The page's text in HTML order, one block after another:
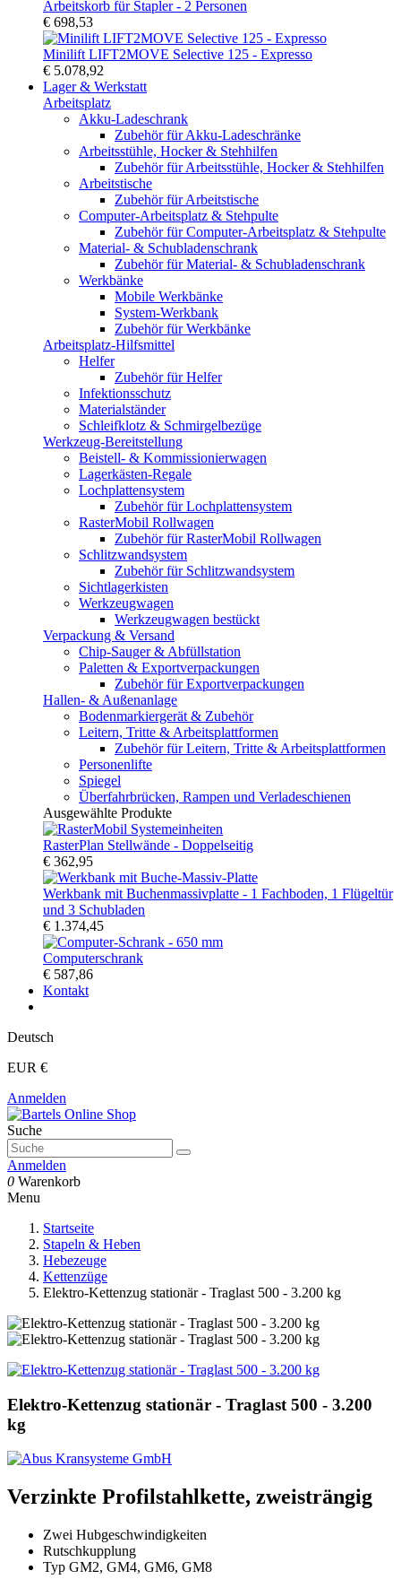
Arbeitskorb für Stapler - 2 Personen
€ 698,53
Minilift LIFT2MOVE Selective 125 - Expresso
€ 5.078,92
Lager & Werkstatt
Arbeitsplatz
Akku-Ladeschrank
Zubehör für Akku-Ladeschränke
Arbeitsstühle, Hocker & Stehhilfen
Zubehör für Arbeitsstühle, Hocker & Stehhilfen
Arbeitstische
Zubehör für Arbeitstische
Computer-Arbeitsplatz & Stehpulte
Zubehör für Computer-Arbeitsplatz & Stehpulte
Material- & Schubladenschrank
Zubehör für Material- & Schubladenschrank
Werkbänke
Mobile Werkbänke
System-Werkbank
Zubehör für Werkbänke
Arbeitsplatz-Hilfsmittel
Helfer
Zubehör für Helfer
Infektionsschutz
Materialständer
Schleifklotz & Schmirgelbezüge
Werkzeug-Bereitstellung
Beistell- & Kommissionierwagen
Lagerkästen-Regale
Lochplattensystem
Zubehör für Lochplattensystem
RasterMobil Rollwagen
Zubehör für RasterMobil Rollwagen
Schlitzwandsystem
Zubehör für Schlitzwandsystem
Sichtlagerkisten
Werkzeugwagen
Werkzeugwagen bestückt
Verpackung & Versand
Chip-Sauger & Abfüllstation
Paletten & Exportverpackungen
Zubehör für Exportverpackungen
Hallen- & Außenanlage
Bodenmarkiergerät & Zubehör
Leitern, Tritte & Arbeitsplattformen
Zubehör für Leitern, Tritte & Arbeitsplattformen
Personenlifte
Spiegel
Überfahrbrücken, Rampen und Verladeschienen
Ausgewählte Produkte
RasterPlan Stellwände - Doppelseitig
€ 362,95
Werkbank mit Buchenmassivplatte - 1 Fachboden, 1 Flügeltür
und 3 Schubladen
€ 1.374,45
Computerschrank
€ 587,86
Kontakt
Deutsch
EUR €
Anmelden
Suche
Anmelden
0 Warenkorb
Menu
Startseite
Stapeln & Heben
Hebezeuge
Kettenzüge
Elektro-Kettenzug stationär - Traglast 500 - 3.200 kg
Elektro-Kettenzug stationär - Traglast 500 - 3.200
kg
Verzinkte Profilstahlkette, zweisträngig
Zwei Hubgeschwindigkeiten
Rutschkupplung
Typ GM2, GM4, GM6, GM8